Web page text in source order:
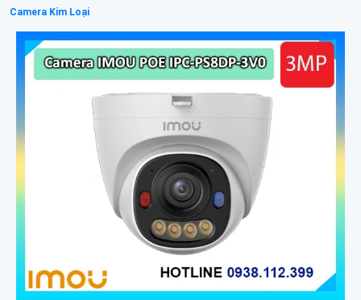
Camera Kim Loại